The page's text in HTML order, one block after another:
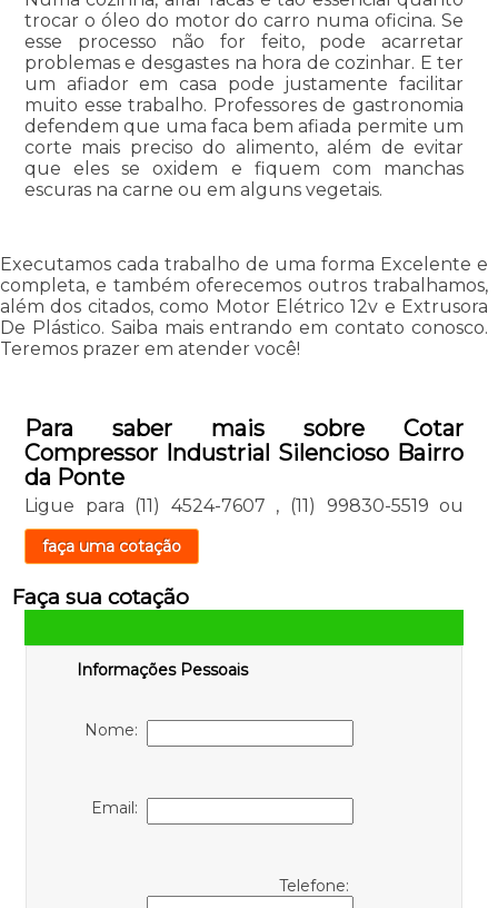
trocar o óleo do motor do carro numa oficina. Se
esse processo não for feito, pode acarretar
problemas e desgastes na hora de cozinhar. E ter
um afiador em casa pode justamente facilitar
muito esse trabalho. Professores de gastronomia
defendem que uma faca bem afiada permite um
corte mais preciso do alimento, além de evitar
que eles se oxidem e fiquem com manchas
escuras na carne ou em alguns vegetais.
Executamos cada trabalho de uma forma Excelente e
completa, e também oferecemos outros trabalhamos,
além dos citados, como Motor Elétrico 12v e Extrusora
De Plástico. Saiba mais entrando em contato conosco.
Teremos prazer em atender você!
Para saber mais sobre Cotar
Compressor Industrial Silencioso Bairro
da Ponte
Ligue para (11) 4524-7607 , (11) 99830-5519 ou
faça uma cotação
Faça sua cotação
Informações Pessoais
Nome:
Email:
Telefone: